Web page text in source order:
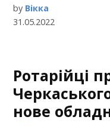
by Вікка
31.05.2022
Ротарійці
нове